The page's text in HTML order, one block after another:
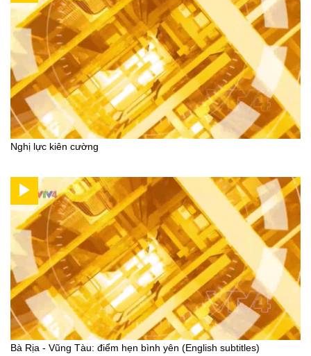
Nghị lực kiên cường
Bà Rịa - Vũng Tàu: điểm hẹn bình yên (English subtitles)